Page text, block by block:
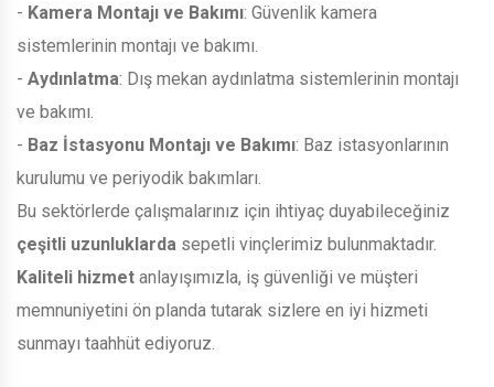
- Kamera Montajı ve Bakımı: Güvenlik kamera
sistemlerinin montajı ve bakımı.
- Aydınlatma: Dış mekan aydınlatma sistemlerinin montajı
ve bakımı.
- Baz İstasyonu Montajı ve Bakımı: Baz istasyonlarının
kurulumu ve periyodik bakımları.
Bu sektörlerde çalışmalarınız için ihtiyaç duyabileceğiniz
çeşitli uzunluklarda sepetli vinçlerimiz bulunmaktadır.
Kaliteli hizmet anlayışımızla, iş güvenliği ve müşteri
memnuniyetini ön planda tutarak sizlere en iyi hizmeti
sunmayı taahhüt ediyoruz.